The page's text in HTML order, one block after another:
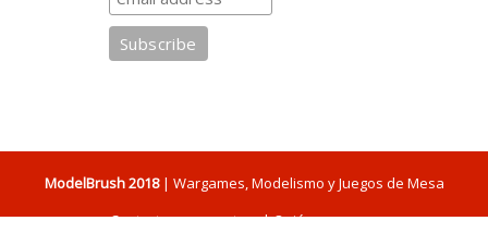
ModelBrush 2018| Wargames, Modelismo y Juegos de Mesa
Contacta con nosotros|Quiénes somos